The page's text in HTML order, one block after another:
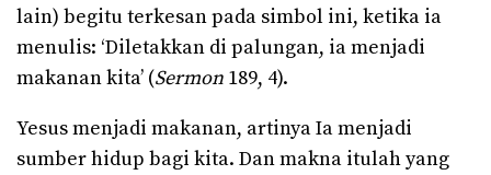
lain) begitu terkesan pada simbol ini, ketika ia
menulis: ‘Diletakkan di palungan, ia menjadi
makanan kita’ (Sermon 189, 4).
Yesus menjadi makanan, artinya Ia menjadi
sumber hidup bagi kita. Dan makna itulah yang